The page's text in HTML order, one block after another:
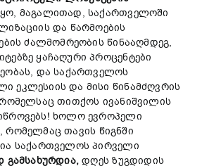
მაგალითად, საქართველოში
და წარმოების
ძალმომრეობის წინააღმდეგ,
ყაჩაღური პროცენტები
და საქართველოს
ეკლესიის და მისი წინამძღვრის
თითქოს ივანიშვილის
ხოლო ევროპელი
, რომელმაც თავის წიგნში
საქართველოს პირველი
გამსახურდია, დღეს ზუგდიდის